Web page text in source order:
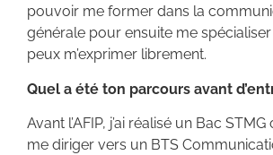
pouvoir me former dans la
générale pour ensuite me
peux m’exprimer librement.
Quel a été ton parcours avant
Avant l’AFIP, j’ai réalisé un Bac
me diriger vers un BTS